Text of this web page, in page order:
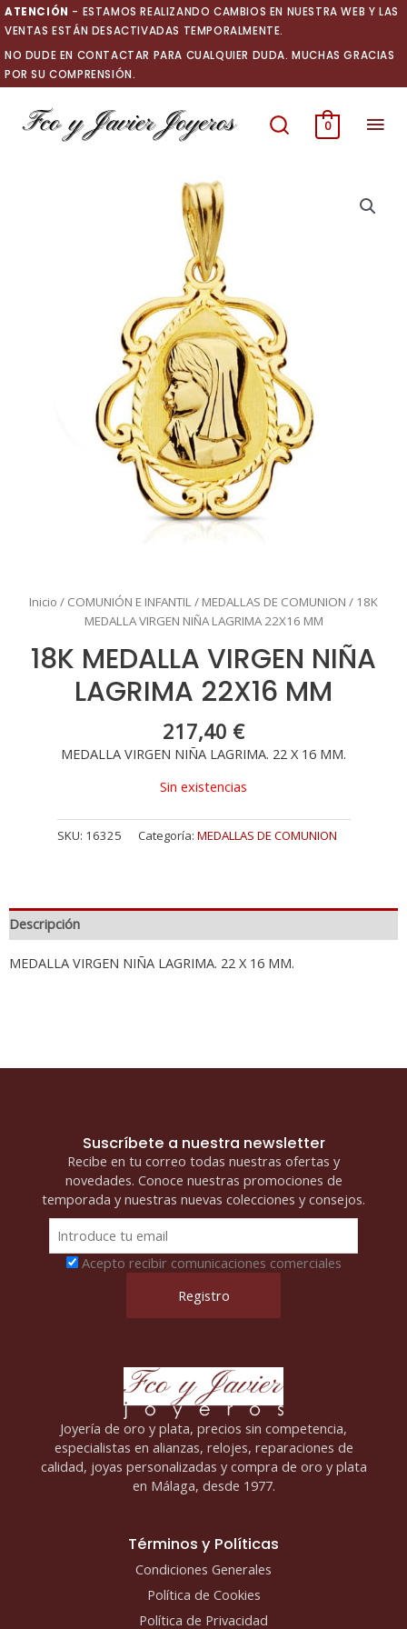
Ir
al
contenido
ATENCIÓN - ESTAMOS REALIZANDO CAMBIOS EN NUESTRA WEB Y LAS
VENTAS ESTÁN DESACTIVADAS TEMPORALMENTE.
NO DUDE EN CONTACTAR PARA CUALQUIER DUDA. MUCHAS GRACIAS
POR SU COMPRENSIÓN.
0
Inicio / COMUNIÓN E INFANTIL / MEDALLAS DE COMUNION / 18K
MEDALLA VIRGEN NIÑA LAGRIMA 22X16 MM
18K MEDALLA VIRGEN NIÑA
LAGRIMA 22X16 MM
217,40 €
MEDALLA VIRGEN NIÑA LAGRIMA. 22 X 16 MM.
Sin existencias
SKU: 16325 Categoría: MEDALLAS DE COMUNION
Descripción
MEDALLA VIRGEN NIÑA LAGRIMA. 22 X 16 MM.
Suscríbete a nuestra newsletter
Recibe en tu correo todas nuestras ofertas y
novedades. Conoce nuestras promociones de
temporada y nuestras nuevas colecciones y consejos.
Acepto recibir comunicaciones comerciales
Joyería de oro y plata, precios sin competencia,
especialistas en alianzas, relojes, reparaciones de
calidad, joyas personalizadas y compra de oro y plata
en Málaga, desde 1977.
Términos y Políticas
Condiciones Generales
Política de Cookies
Política de Privacidad